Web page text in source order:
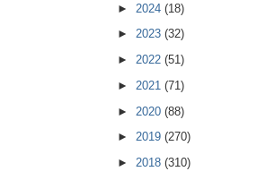
► 2024 (18)
► 2023 (32)
► 2022 (51)
► 2021 (71)
► 2020 (88)
► 2019 (270)
► 2018 (310)